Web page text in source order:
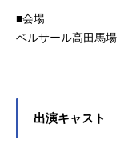
■会場
ベルサール高田馬場
出演キャスト